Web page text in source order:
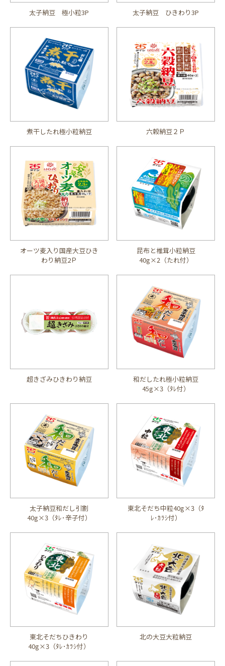
太子納豆 極小粒3P 太子納豆 ひきわり3P
煮干したれ極小粒納豆 六穀納豆２Ｐ
オーツ麦入り国産大豆ひき
わり納豆2Ｐ
昆布と椎茸小粒納豆
40g×2（たれ付）
超きざみひきわり納豆
和だしたれ極小粒納豆
45g×3（ﾀﾚ付）
太子納豆和だし引割
40g×3（ﾀﾚ･辛子付）
東北そだち中粒40g×3（ﾀ
ﾚ･ｶﾗｼ付）
東北そだちひきわり
40g×3（ﾀﾚ･ｶﾗｼ付）
北の大豆大粒納豆